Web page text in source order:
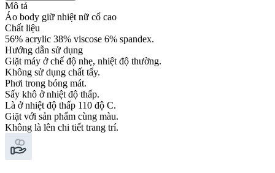
Mô tả
Áo body giữ nhiệt nữ cổ cao
Chất liệu
56% acrylic 38% viscose 6% spandex.
Hướng dẫn sử dụng
Giặt máy ở chế độ nhẹ, nhiệt độ thường.
Không sử dụng chất tẩy.
Phơi trong bóng mát.
Sấy khô ở nhiệt độ thấp.
Là ở nhiệt độ thấp 110 độ C.
Giặt với sản phẩm cùng màu.
Không là lên chi tiết trang trí.